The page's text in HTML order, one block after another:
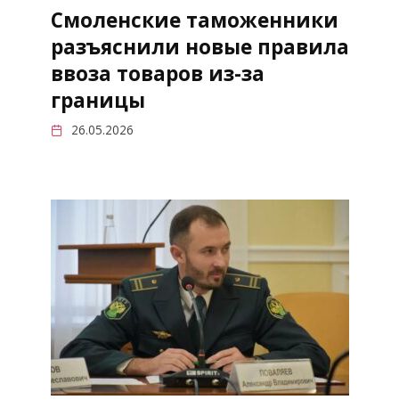
Смоленские таможенники
разъяснили новые правила
ввоза товаров из-за
границы
26.05.2026